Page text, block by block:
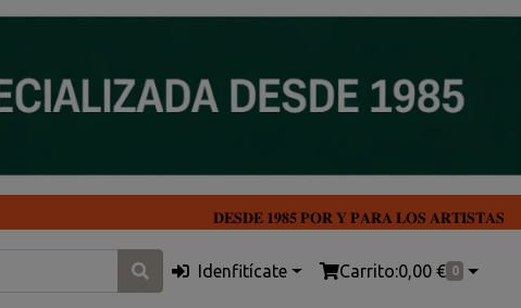
𝐃𝐄𝐒𝐃𝐄 𝟏𝟗𝟖𝟓 𝐏𝐎𝐑 𝐘 𝐏𝐀𝐑𝐀 𝐋𝐎𝐒 𝐀𝐑𝐓𝐈𝐒𝐓𝐀𝐒
Idenfitícate Carrito:0,00 € 0